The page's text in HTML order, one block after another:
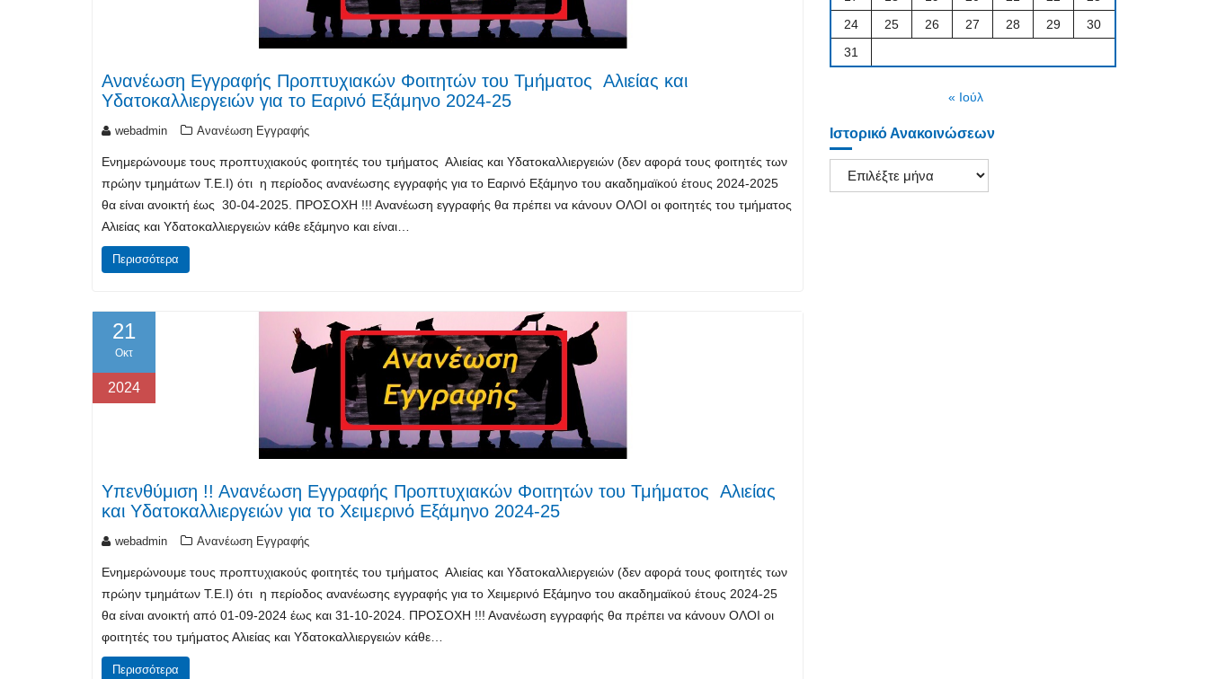
Ανανέωση Εγγραφής Προπτυχιακών Φοιτητών του Τμήματος Αλιείας και
Υδατοκαλλιεργειών για το Εαρινό Εξάμηνο 2024-25
webadmin Ανανέωση Εγγραφής
Ενημερώνουμε τους προπτυχιακούς φοιτητές του τμήματος Αλιείας και Υδατοκαλλιεργειών (δεν αφορά τους φοιτητές των
πρώην τμημάτων Τ.Ε.Ι) ότι η περίοδος ανανέωσης εγγραφής για το Εαρινό Εξάμηνο του ακαδημαϊκού έτους 2024-2025
θα είναι ανοικτή έως 30-04-2025. ΠΡΟΣΟΧΗ !!! Ανανέωση εγγραφής θα πρέπει να κάνουν ΟΛΟΙ οι φοιτητές του τμήματος
Αλιείας και Υδατοκαλλιεργειών κάθε εξάμηνο και είναι…
Περισσότερα
21
Οκτ
2024
Υπενθύμιση !! Ανανέωση Εγγραφής Προπτυχιακών Φοιτητών του Τμήματος Αλιείας
και Υδατοκαλλιεργειών για το Χειμερινό Εξάμηνο 2024-25
webadmin Ανανέωση Εγγραφής
Ενημερώνουμε τους προπτυχιακούς φοιτητές του τμήματος Αλιείας και Υδατοκαλλιεργειών (δεν αφορά τους φοιτητές των
πρώην τμημάτων Τ.Ε.Ι) ότι η περίοδος ανανέωσης εγγραφής για το Χειμερινό Εξάμηνο του ακαδημαϊκού έτους 2024-25
θα είναι ανοικτή από 01-09-2024 έως και 31-10-2024. ΠΡΟΣΟΧΗ !!! Ανανέωση εγγραφής θα πρέπει να κάνουν ΟΛΟΙ οι
φοιτητές του τμήματος Αλιείας και Υδατοκαλλιεργειών κάθε…
Περισσότερα
24
25 26 27 28 29
30
31
« Ιούλ
Ιστορικό Ανακοινώσεων
Ιστορικό
Ανακοινώσεων